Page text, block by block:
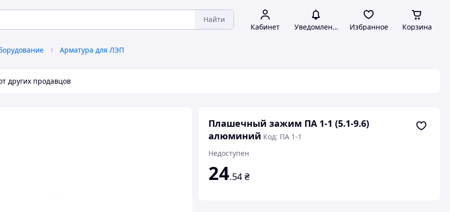
Найти
Кабинет Уведомления Избранное Корзина
Арматура для ЛЭП
других продавцов
Плашечный зажим ПА 1-1 (5.1-9.6)
алюминий Код: ПА 1-1
Недоступен
24.54 ₴